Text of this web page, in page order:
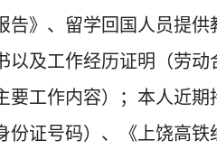
告》、留学回国人员提
以及工作经历证明（劳
要工作内容）；本人近
份证号码）、《上饶高